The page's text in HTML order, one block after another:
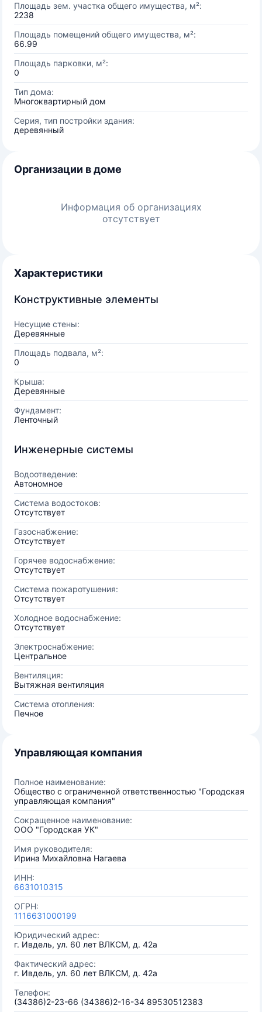
Площадь зем. участка общего имущества, м²:
2238
Площадь помещений общего имущества, м²:
66.99
Площадь парковки, м²:
0
Тип дома:
Многоквартирный дом
Серия, тип постройки здания:
деревянный
Организации в доме
Информация об организациях
отсутствует
Характеристики
Конструктивные элементы
Несущие стены:
Деревянные
Площадь подвала, м²:
0
Крыша:
Деревянные
Фундамент:
Ленточный
Инженерные системы
Водоотведение:
Автономное
Система водостоков:
Отсутствует
Газоснабжение:
Отсутствует
Горячее водоснабжение:
Отсутствует
Система пожаротушения:
Отсутствует
Холодное водоснабжение:
Отсутствует
Электроснабжение:
Центральное
Вентиляция:
Вытяжная вентиляция
Система отопления:
Печное
Управляющая компания
Полное наименование:
Общество с ограниченной ответственностью "Городская
управляющая компания"
Сокращенное наименование:
ООО "Городская УК"
Имя руководителя:
Ирина Михайловна Нагаева
ИНН:
6631010315
ОГРН:
1116631000199
Юридический адрес:
г. Ивдель, ул. 60 лет ВЛКСМ, д. 42а
Фактический адрес:
г. Ивдель, ул. 60 лет ВЛКСМ, д. 42а
Телефон:
(34386)2-23-66 (34386)2-16-34 89530512383